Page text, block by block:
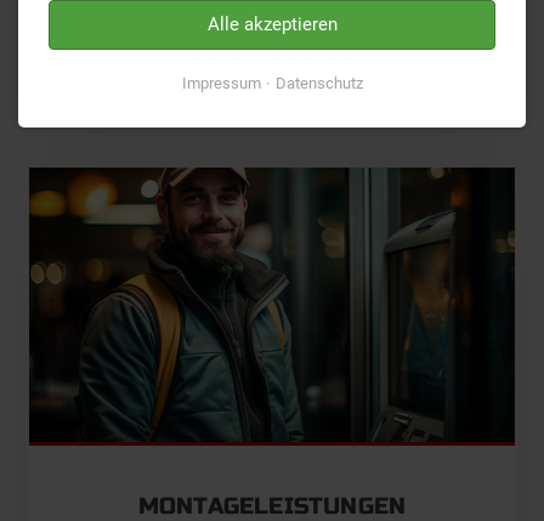
MONTAGELEISTUNGEN
Alle akzeptieren
Impressum Datenschutz